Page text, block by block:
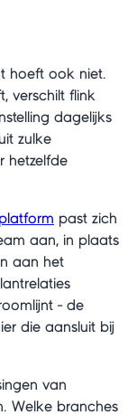
hoeft ook niet.
verschilt flink
dagelijks
zulke
hetzelfde
past zich
aan, in plaats
aan het
- de
die aansluit bij
van
Welke branches